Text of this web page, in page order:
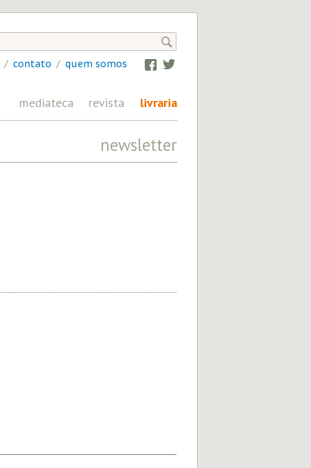
mediateca revista livraria
newsletter

/ contato / quem somos Facebook
Twitter